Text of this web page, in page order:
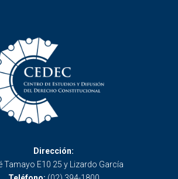
Dirección:
Tamayo E10 25 y Lizardo García